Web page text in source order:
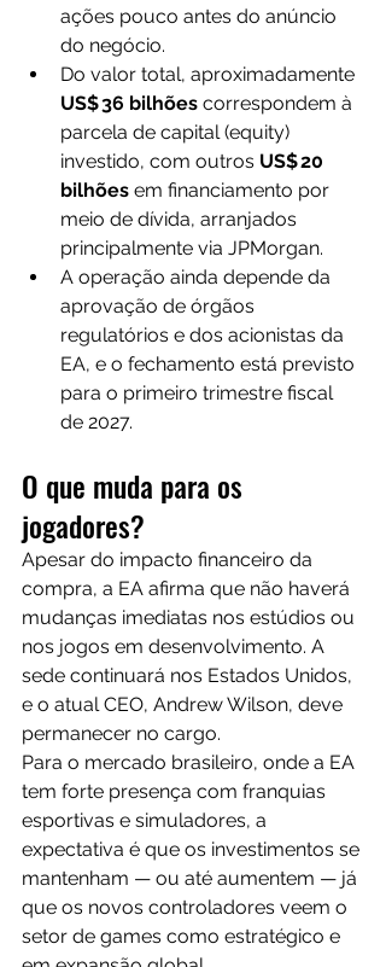
ações pouco antes do anúncio
do negócio.
Do valor total, aproximadamente
US$ 36 bilhões correspondem à
parcela de capital (equity)
investido, com outros US$ 20
bilhões em financiamento por
meio de dívida, arranjados
principalmente via JPMorgan.
A operação ainda depende da
aprovação de órgãos
regulatórios e dos acionistas da
EA, e o fechamento está previsto
para o primeiro trimestre fiscal
de 2027.
O que muda para os
jogadores?
Apesar do impacto financeiro da
compra, a EA afirma que não haverá
mudanças imediatas nos estúdios ou
nos jogos em desenvolvimento. A
sede continuará nos Estados Unidos,
e o atual CEO, Andrew Wilson, deve
permanecer no cargo.
Para o mercado brasileiro, onde a EA
tem forte presença com franquias
esportivas e simuladores, a
expectativa é que os investimentos se
mantenham — ou até aumentem — já
que os novos controladores veem o
setor de games como estratégico e